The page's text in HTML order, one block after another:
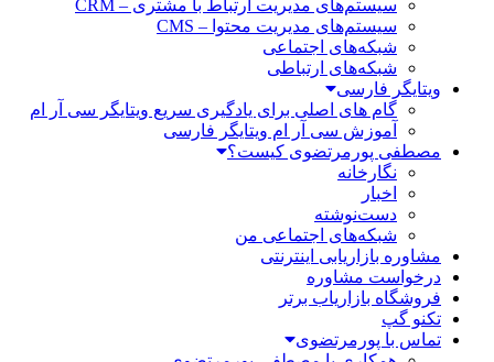
سیستم‌های مدیریت ارتباط با مشتری – CRM
سیستم‌های مدیریت محتوا – CMS
شبکه‌های اجتماعی
شبکه‌های ارتباطی
ویتایگر فارسی
گام های اصلی برای یادگیری سریع ویتایگر سی آر ام
آموزش سی آر ام ویتایگر فارسی
مصطفی پورمرتضوی کیست؟
نگارخانه
اخبار
دست‌نوشته
شبکه‌های اجتماعی من
مشاوره بازاریابی اینترنتی
درخواست مشاوره
فروشگاه بازاریاب برتر
تکنو گپ
تماس با پورمرتضوی